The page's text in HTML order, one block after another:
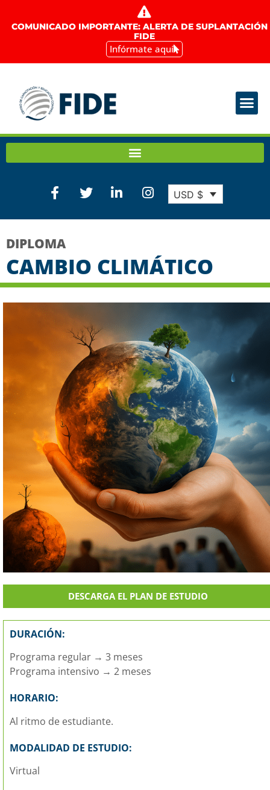
COMUNICADO IMPORTANTE: ALERTA DE SUPLANTACIÓN
FIDE
Infórmate aquí
USD $
DIPLOMA
CAMBIO CLIMÁTICO
DESCARGA EL PLAN DE ESTUDIO
DURACIÓN:
Programa regular → 3 meses
Programa intensivo → 2 meses
HORARIO:
Al ritmo de estudiante.
MODALIDAD DE ESTUDIO:
Virtual